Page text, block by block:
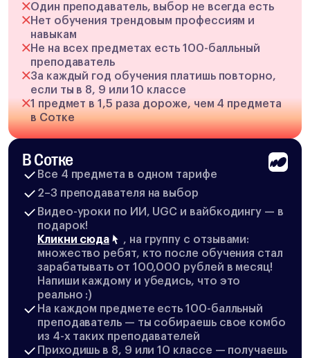
Один преподаватель, выбор не всегда есть
Нет обучения трендовым профессиям и
навыкам
Не на всех предметах есть 100-балльный
преподаватель
За каждый год обучения платишь повторно,
если ты в 8, 9 или 10 классе
1 предмет в 1,5 раза дороже, чем 4 предмета
в Сотке
В Сотке
Все 4 предмета в одном тарифе
2–3 преподавателя на выбор
Видео-уроки по ИИ, UGC и вайбкодингу — в
подарок!
Кликни сюда
, на группу с отзывами:
множество ребят, кто после обучения стал
зарабатывать от 100,000 рублей в месяц!
Напиши каждому и убедись, что это
реально :)
На каждом предмете есть 100-балльный
преподаватель — ты собираешь свое комбо
из 4-х таких преподавателей
Приходишь в 8, 9 или 10 классе — получаешь